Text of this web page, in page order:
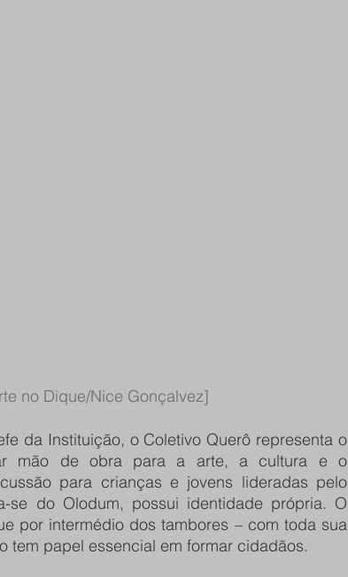
no Dique/Nice Gonçalvez]
da Instituição, o Coletivo Querô representa o
mão de obra para a arte, a cultura e o
para crianças e jovens lideradas pelo
se do Olodum, possui identidade própria. O
por intermédio dos tambores – com toda sua
tem papel essencial em formar cidadãos.